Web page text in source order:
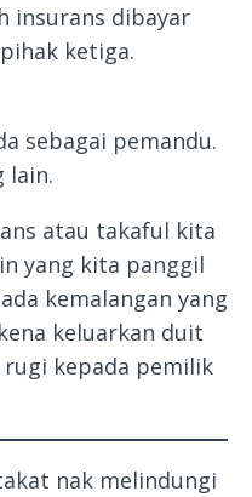
insurans dibayar
ketiga.
sebagai pemandu.
lain.
atau takaful kita
yang kita panggil
kemalangan yang
keluarkan duit
kepada pemilik
nak melindungi